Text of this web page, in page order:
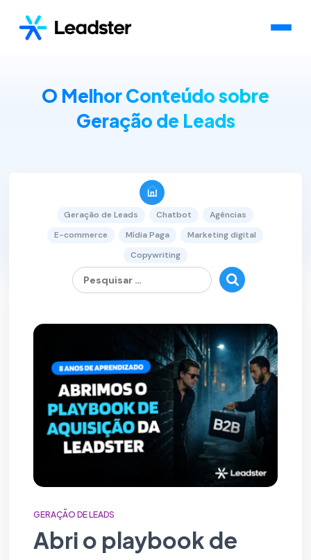
O Melhor Conteúdo sobre
Geração de Leads
Geração de Leads Chatbot
Agências
E-commerce
Mídia Paga
Marketing digital
Copywriting
Pesquisar
por:
GERAÇÃO DE LEADS
Abri o playbook de